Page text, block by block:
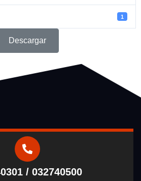
1
Descargar
/ 032740500